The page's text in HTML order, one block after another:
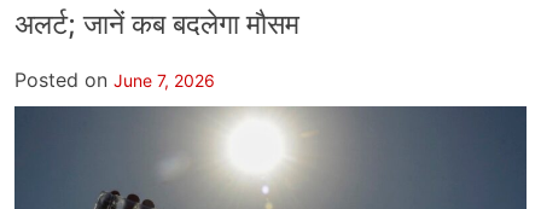
अलर्ट; जानें कब बदलेगा मौसम
Posted on June 7, 2026